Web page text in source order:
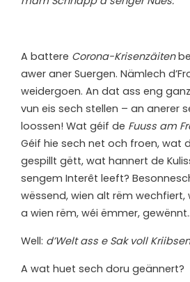
A battere Corona-Krisenzäiten
awer aner Suergen. Nämlech
weidergoen. An dat ass eng
vun eis sech stellen – an anerer
loossen! Wat géif de Fuuss am
Géif hie sech net och froen, wat
gespillt gëtt, wat hannert de
sengem Interêt leeft?
wëssend, wien alt rëm wechfiert,
a wien rëm, wéi ëmmer,
Well: d’Welt ass e Sak voll
A wat huet sech doru geännert?